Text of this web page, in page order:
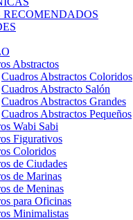
RECOMENDADOS
Abstractos
Cuadros Abstractos Coloridos
Cuadros Abstracto Salón
Cuadros Abstractos Grandes
Cuadros Abstractos Pequeños
Wabi Sabi
Figurativos
Coloridos
de Ciudades
de Marinas
de Meninas
para Oficinas
Minimalistas